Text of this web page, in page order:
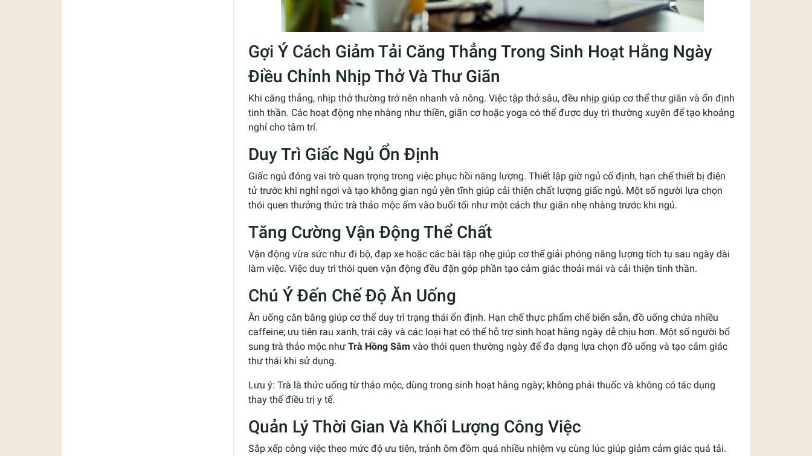
Gợi Ý Cách Giảm Tải Căng Thẳng Trong Sinh Hoạt Hằng Ngày
Điều Chỉnh Nhịp Thở Và Thư Giãn
Khi căng thẳng, nhịp thở thường trở nên nhanh và nông. Việc tập thở sâu, đều nhịp giúp cơ thể thư giãn và ổn định
tinh thần. Các hoạt động nhẹ nhàng như thiền, giãn cơ hoặc yoga có thể được duy trì thường xuyên để tạo khoảng
nghỉ cho tâm trí.
Duy Trì Giấc Ngủ Ổn Định
Giấc ngủ đóng vai trò quan trọng trong việc phục hồi năng lượng. Thiết lập giờ ngủ cố định, hạn chế thiết bị điện
tử trước khi nghỉ ngơi và tạo không gian ngủ yên tĩnh giúp cải thiện chất lượng giấc ngủ. Một số người lựa chọn
thói quen thưởng thức trà thảo mộc ấm vào buổi tối như một cách thư giãn nhẹ nhàng trước khi ngủ.
Tăng Cường Vận Động Thể Chất
Vận động vừa sức như đi bộ, đạp xe hoặc các bài tập nhẹ giúp cơ thể giải phóng năng lượng tích tụ sau ngày dài
làm việc. Việc duy trì thói quen vận động đều đặn góp phần tạo cảm giác thoải mái và cải thiện tinh thần.
Chú Ý Đến Chế Độ Ăn Uống
Ăn uống cân bằng giúp cơ thể duy trì trạng thái ổn định. Hạn chế thực phẩm chế biến sẵn, đồ uống chứa nhiều
caffeine; ưu tiên rau xanh, trái cây và các loại hạt có thể hỗ trợ sinh hoạt hằng ngày dễ chịu hơn. Một số người bổ
sung trà thảo mộc như Trà Hồng Sâm vào thói quen thường ngày để đa dạng lựa chọn đồ uống và tạo cảm giác
thư thái khi sử dụng.
Lưu ý: Trà là thức uống từ thảo mộc, dùng trong sinh hoạt hằng ngày; không phải thuốc và không có tác dụng
thay thế điều trị y tế.
Quản Lý Thời Gian Và Khối Lượng Công Việc
Sắp xếp công việc theo mức độ ưu tiên, tránh ôm đồm quá nhiều nhiệm vụ cùng lúc giúp giảm cảm giác quá tải.